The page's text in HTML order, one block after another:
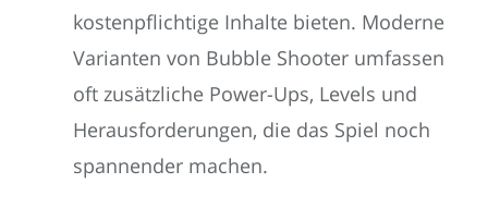
kostenpflichtige Inhalte bieten. Moderne
Varianten von Bubble Shooter umfassen
oft zusätzliche Power-Ups, Levels und
Herausforderungen, die das Spiel noch
spannender machen.